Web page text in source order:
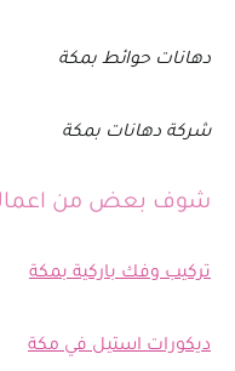
دهانات حوائط بمكة
شركة دهانات بمكة
شوف بعض من اعمالنا
تركيب وفك باركية بمكة
ديكورات استيل في مكة